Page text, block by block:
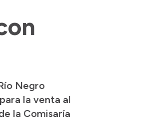
Negro
la venta al
la Comisaría